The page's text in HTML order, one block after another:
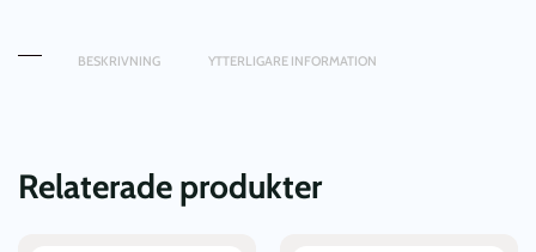
BESKRIVNING YTTERLIGARE INFORMATION
Relaterade produkter